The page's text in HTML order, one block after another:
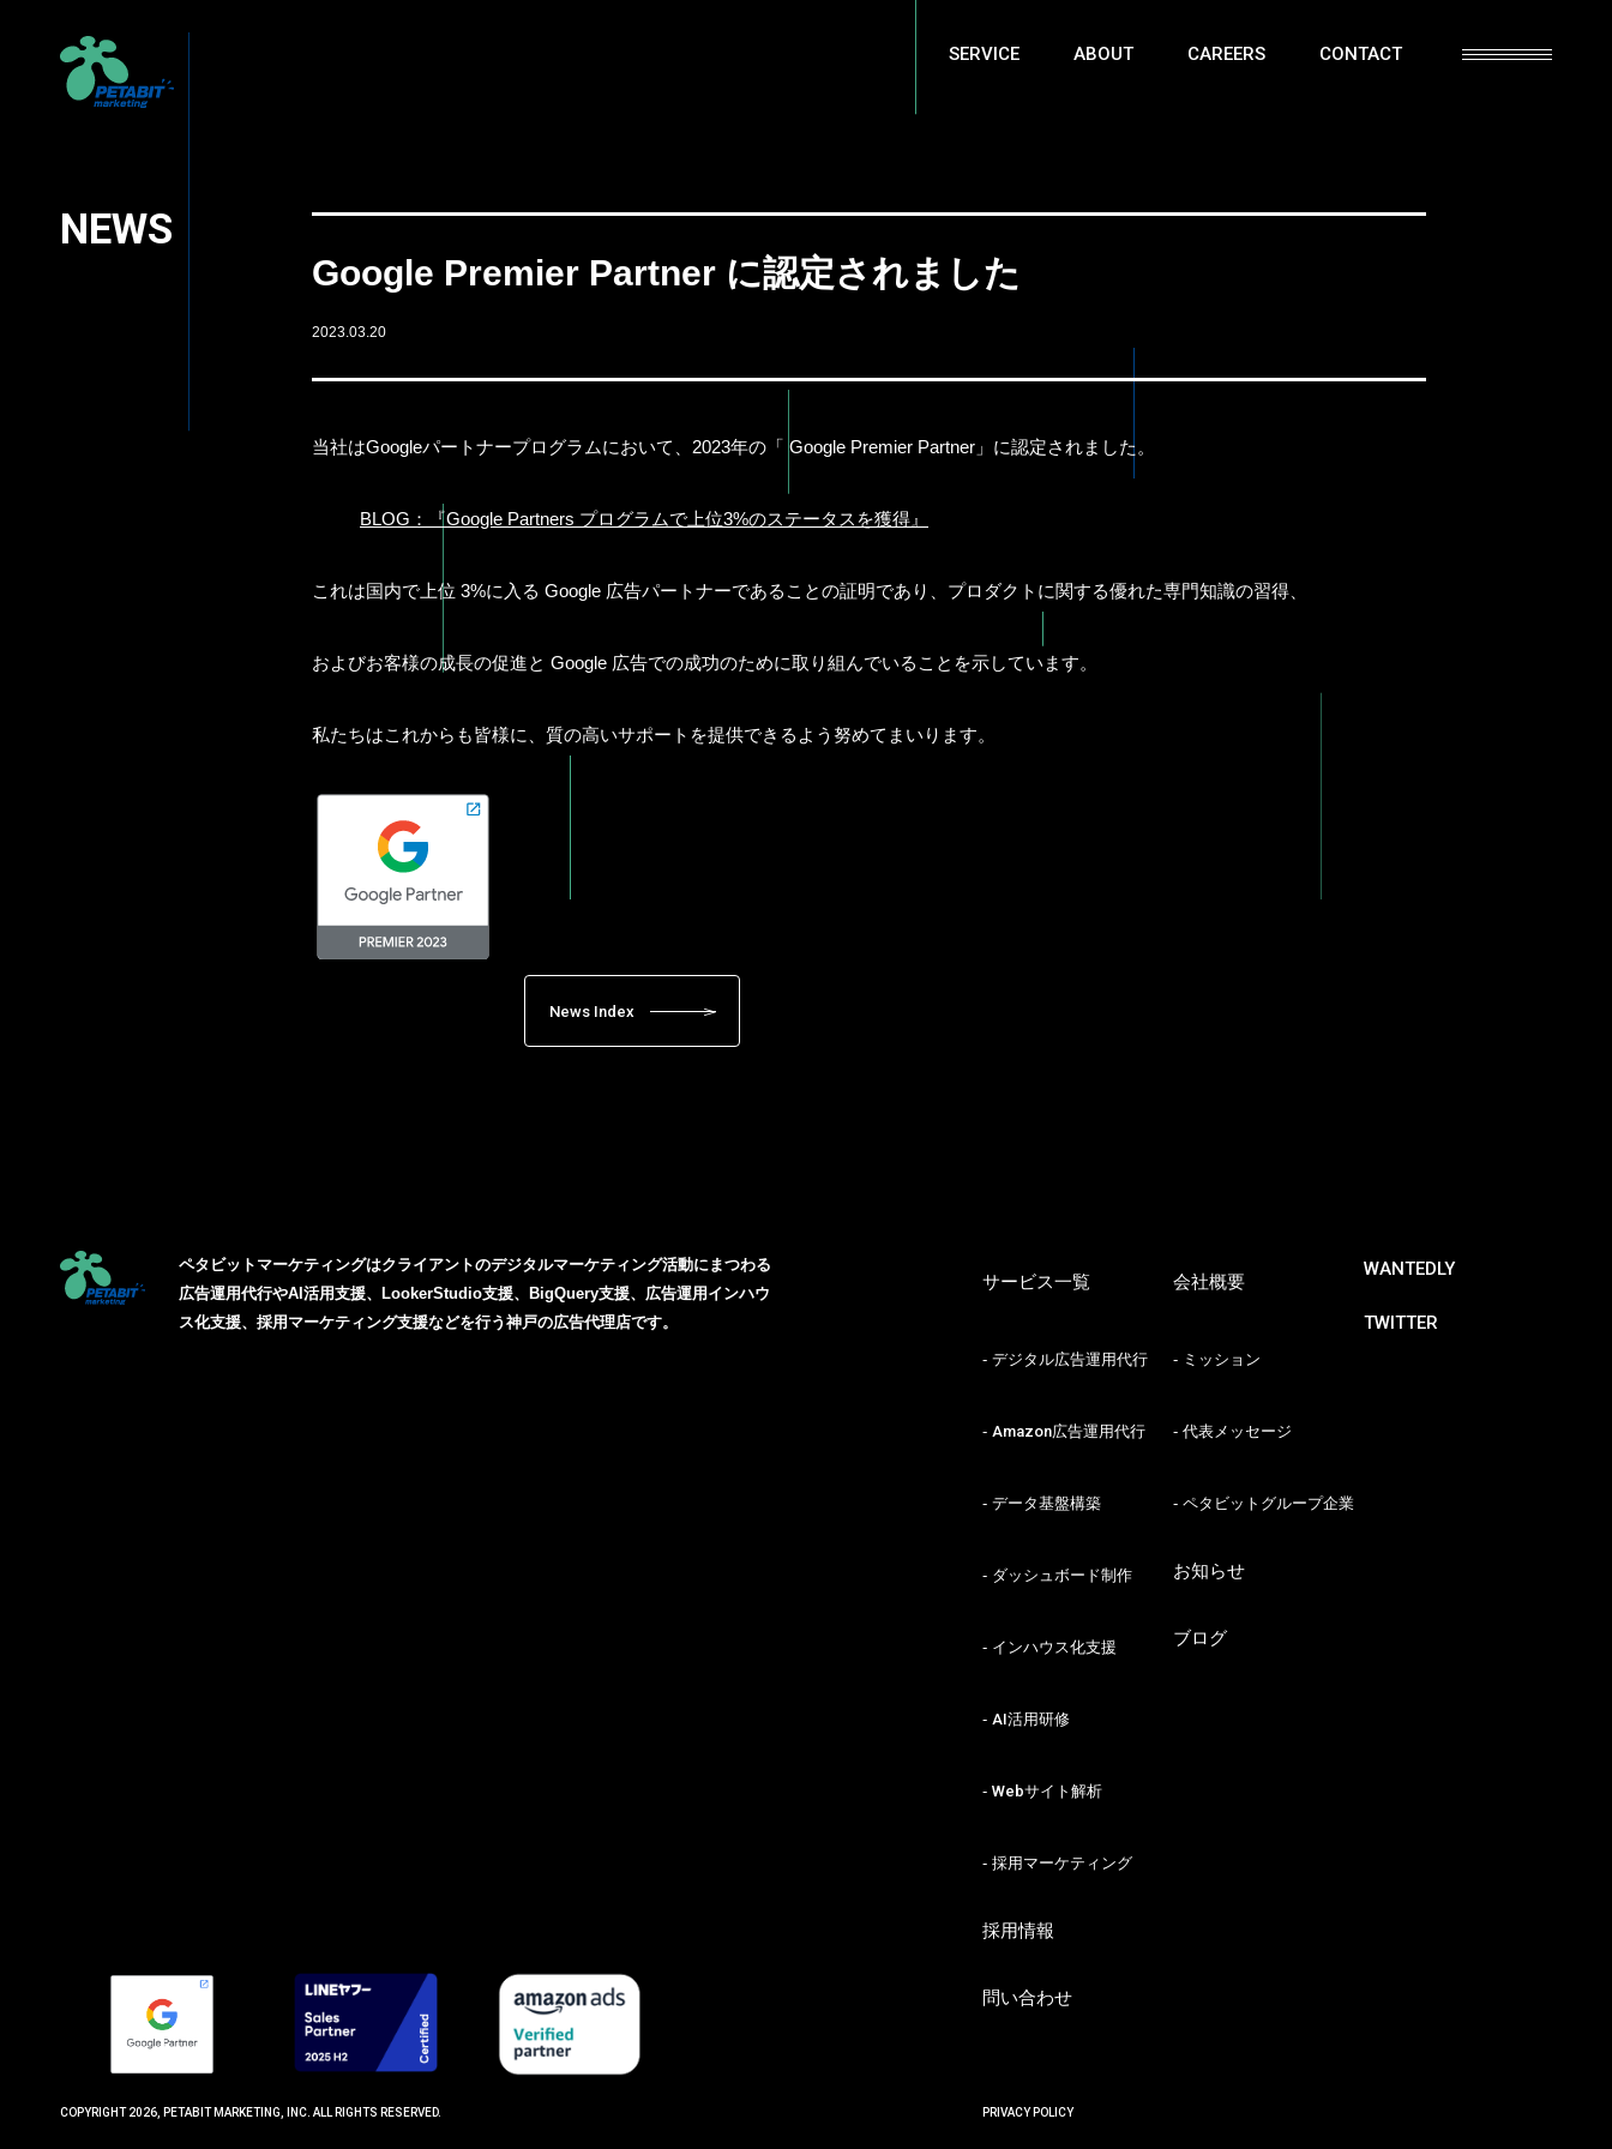
SERVICE ABOUT CAREERS CONTACT
NEWS
Google Premier Partner に認定されました
2023.03.20
当社はGoogleパートナープログラムにおいて、2023年の「 Google Premier Partner」に認定されました。
BLOG：『Google Partners プログラムで上位3%のステータスを獲得』
これは国内で上位 3%に入る Google 広告パートナーであることの証明であり、プロダクトに関する優れた専門知識の習得、
およびお客様の成長の促進と Google 広告での成功のために取り組んでいることを示しています。
私たちはこれからも皆様に、質の高いサポートを提供できるよう努めてまいります。
News Index
サービス一覧
デジタル広告運用代行
Amazon広告運用代行
データ基盤構築
ダッシュボード制作
インハウス化支援
AI活用研修
Webサイト解析
採用マーケティング
採用情報
問い合わせ
会社概要
ミッション
代表メッセージ
ペタビットグループ企業
お知らせ
ブログ
WANTEDLY
TWITTER
PRIVACY POLICY
ペタビットマーケティングはクライアントのデジタルマーケティング活動にまつわる
広告運用代行やAI活用支援、LookerStudio支援、BigQuery支援、広告運用インハウ
ス化支援、採用マーケティング支援などを行う神戸の広告代理店です。
COPYRIGHT 2026, PETABIT MARKETING, INC. ALL RIGHTS RESERVED.
NEWS
BLOG
CONTACT